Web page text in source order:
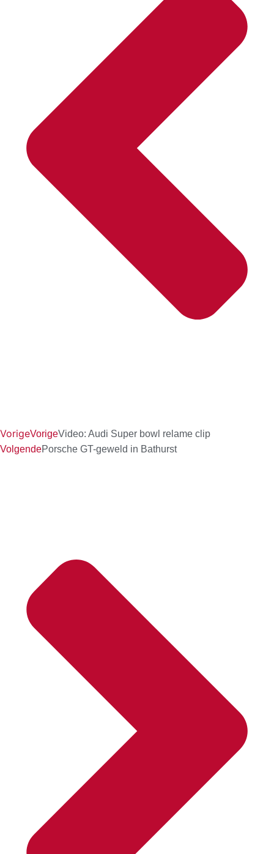
VorigeVorigeVideo: Audi Super bowl relame clip
VolgendePorsche GT-geweld in Bathurst